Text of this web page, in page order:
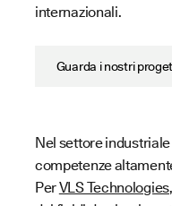
internazionali.
Guarda i nostri
Nel settore
competenze
PerVLS Technologies